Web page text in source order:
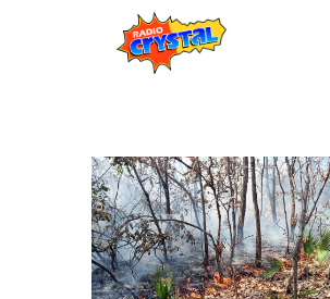
Estaciones
Eventos
Promociones
Noticias